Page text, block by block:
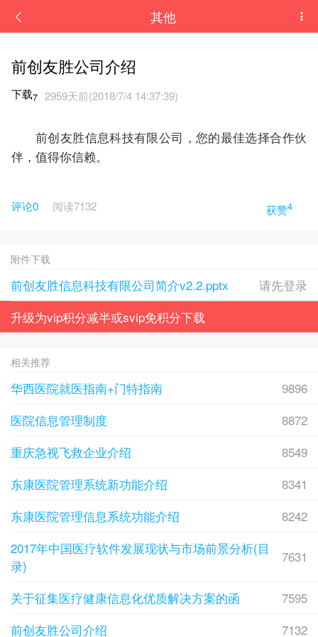
其他
前创友胜公司介绍
下载7 2959天前(2018/7/4 14:37:39)
前创友胜信息科技有限公司，您的最佳选择合作伙
伴，值得你信赖。
评论0 阅读7132 获赞4
附件下载
前创友胜信息科技有限公司简介v2.2.pptx
请先登录
升级为vip积分减半或svip免积分下载
相关推荐
华西医院就医指南+门特指南
9896
医院信息管理制度
8872
重庆急视飞救企业介绍
8549
东康医院管理系统新功能介绍
8341
东康医院管理信息系统功能介绍
8242
2017年中国医疗软件发展现状与市场前景分析(目
录)
7631
关于征集医疗健康信息化优质解决方案的函
7595
前创友胜公司介绍
7132